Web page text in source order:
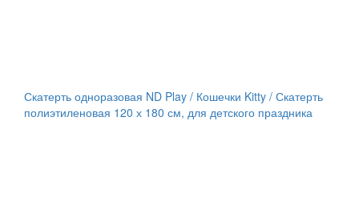
Скатерть одноразовая ND Play / Кошечки Kitty / Скатерть
полиэтиленовая 120 х 180 см, для детского праздника